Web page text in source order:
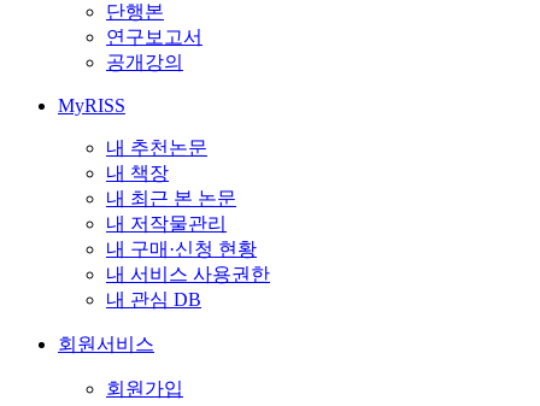
단행본
연구보고서
공개강의
MyRISS
내 추천논문
내 책장
내 최근 본 논문
내 저작물관리
내 구매·신청 현황
내 서비스 사용권한
내 관심 DB
회원서비스
회원가입